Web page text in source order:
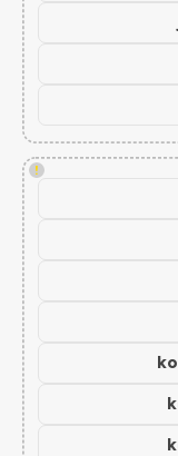
!